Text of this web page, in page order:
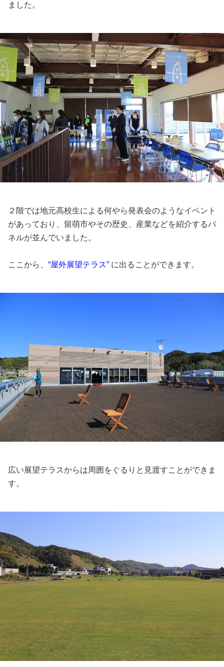
ました。
２階では地元高校生による何やら発表会のようなイベント
があっており、留萌市やその歴史、産業などを紹介するパ
ネルが並んでいました。
ここから、 “屋外展望テラス” に出ることができます。
広い展望テラスからは周囲をぐるりと見渡すことができま
す。